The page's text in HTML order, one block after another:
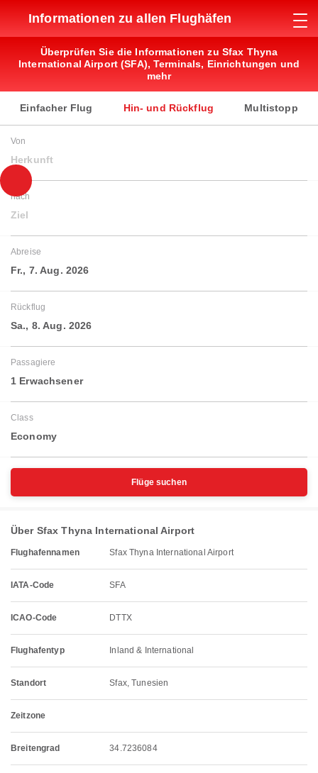
Informationen zu allen Flughäfen
Überprüfen Sie die Informationen zu Sfax Thyna
International Airport (SFA), Terminals, Einrichtungen und
mehr
Einfacher Flug Hin- und Rückflug Multistopp
Von
Herkunft
nach
Ziel
Abreise
Fr., 7. Aug. 2026
Rückflug
Sa., 8. Aug. 2026
Passagiere
1 Erwachsener
Class
Economy
Flüge suchen
Über Sfax Thyna International Airport
Flughafennamen Sfax Thyna International Airport
IATA-Code SFA
ICAO-Code DTTX
Flughafentyp Inland & International
Standort Sfax, Tunesien
Zeitzone
Breitengrad 34.7236084